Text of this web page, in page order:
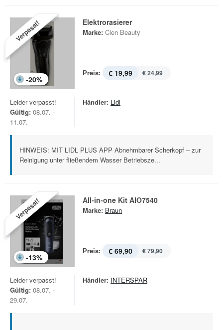
Verpasst!
-20%
Elektrorasierer
Marke: Cien Beauty
Preis: € 19,99 € 24,99
Leider verpasst!
Gültig: 08.07. -
11.07.
Händler: Lidl
HINWEIS: MIT LIDL PLUS APP Abnehmbarer Scherkopf – zur
Reinigung unter fließendem Wasser Betriebsze...
Verpasst!
-13%
All-in-one Kit AIO7540
Marke: Braun
Preis: € 69,90 € 79,90
Leider verpasst!
Gültig: 08.07. -
29.07.
Händler: INTERSPAR